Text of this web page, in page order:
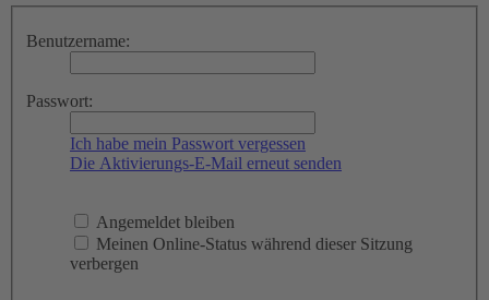
Benutzername:
Passwort:
Ich habe mein Passwort vergessen
Die Aktivierungs-E-Mail erneut senden
Angemeldet bleiben
Meinen Online-Status während dieser Sitzung
verbergen